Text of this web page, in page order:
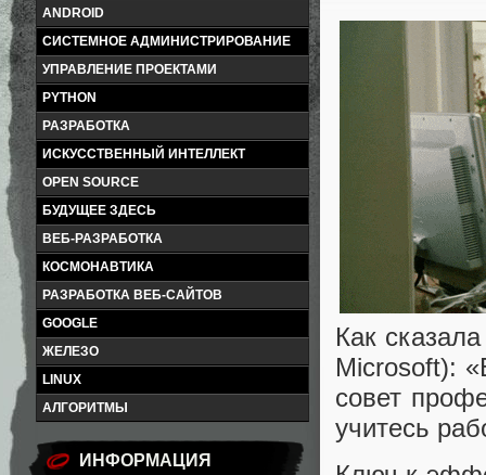
ANDROID
СИСТЕМНОЕ АДМИНИСТРИРОВАНИЕ
УПРАВЛЕНИЕ ПРОЕКТАМИ
PYTHON
РАЗРАБОТКА
ИСКУССТВЕННЫЙ ИНТЕЛЛЕКТ
OPEN SOURCE
БУДУЩЕЕ ЗДЕСЬ
ВЕБ-РАЗРАБОТКА
КОСМОНАВТИКА
РАЗРАБОТКА ВЕБ-САЙТОВ
GOOGLE
ЖЕЛЕЗО
LINUX
АЛГОРИТМЫ
ИНФОРМАЦИЯ
Как
Microsoft):
совет
учитесь